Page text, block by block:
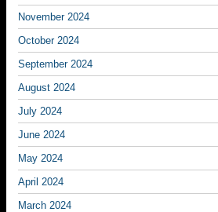
November 2024
October 2024
September 2024
August 2024
July 2024
June 2024
May 2024
April 2024
March 2024